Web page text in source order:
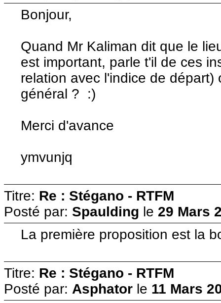
Bonjour,
Quand Mr Kaliman dit que le
est important, parle t'il de ces
relation avec l'indice de
général ? :)
Merci d'avance
ymvunjq
Titre: Re : Stégano - RTFM
Posté par: Spaulding le 29 Mars
La première proposition est la
Titre: Re : Stégano - RTFM
Posté par: Asphator le 11 Mars